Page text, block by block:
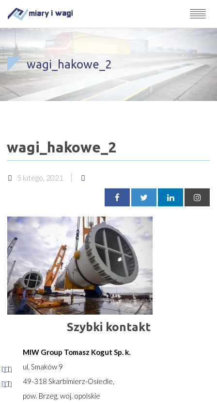
wagi_hakowe_2
wagi_hakowe_2
5 lutego, 2021
Szybki kontakt
MIW Group Tomasz Kogut Sp. k.
ul. Smaków 9
49-318 Skarbimierz-Osiedle,
pow. Brzeg, woj. opolskie